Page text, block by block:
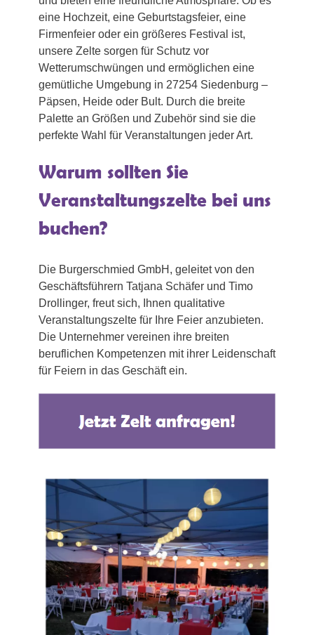
eine Hochzeit, eine Geburtstagsfeier, eine
Firmenfeier oder ein größeres Festival ist,
unsere Zelte sorgen für Schutz vor
Wetterumschwüngen und ermöglichen eine
gemütliche Umgebung in 27254 Siedenburg –
Päpsen, Heide oder Bult. Durch die breite
Palette an Größen und Zubehör sind sie die
perfekte Wahl für Veranstaltungen jeder Art.
Warum sollten Sie
Veranstaltungszelte bei uns
buchen?
Die Burgerschmied GmbH, geleitet von den
Geschäftsführern Tatjana Schäfer und Timo
Drollinger, freut sich, Ihnen qualitative
Veranstaltungszelte für Ihre Feier anzubieten.
Die Unternehmer vereinen ihre breiten
beruflichen Kompetenzen mit ihrer Leidenschaft
für Feiern in das Geschäft ein.